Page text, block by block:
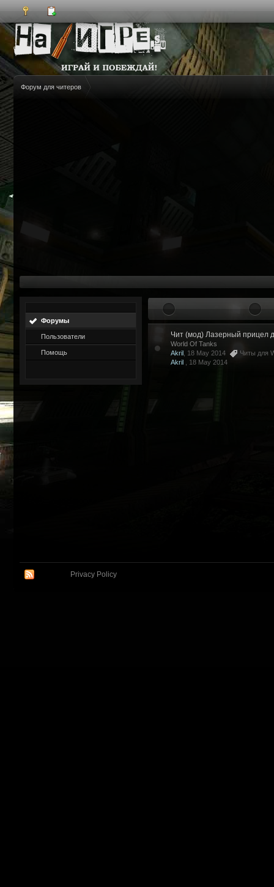
Форум для читеров
Форумы
Пользователи
Помощь
Чит (мод) Лазерный прицел
World Of Tanks
Akril , 18 May 2014
Читы для
Akril
18 May 2014
Privacy Policy